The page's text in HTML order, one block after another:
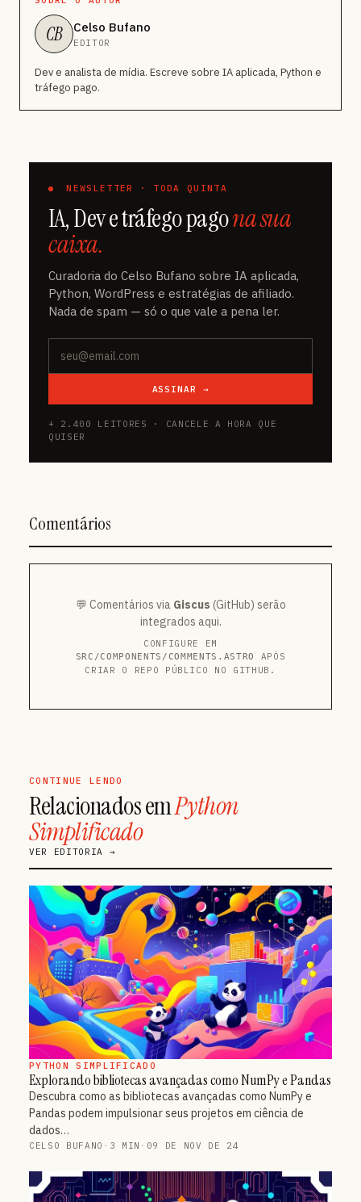
CB Celso Bufano
EDITOR
Dev e analista de mídia. Escreve sobre IA aplicada, Python e
tráfego pago.
NEWSLETTER · TODA QUINTA
IA, Dev e tráfego pagona sua
caixa.
Curadoria do Celso Bufano sobre IA aplicada,
Python, WordPress e estratégias de afiliado.
Nada de spam — só o que vale a pena ler.
ASSINAR →
+ 2.400 LEITORES · CANCELE A HORA QUE
QUISER
Comentários
💬 Comentários via Giscus (GitHub) serão
integrados aqui.
CONFIGURE EM
SRC/COMPONENTS/COMMENTS.ASTRO
APÓS
CRIAR O REPO PÚBLICO NO GITHUB.
CONTINUE LENDO
Relacionados emPython
Simplificado
VER EDITORIA →
PYTHON SIMPLIFICADO
Explorando bibliotecas avançadas como NumPy e Pandas
Descubra como as bibliotecas avançadas como NumPy e
Pandas podem impulsionar seus projetos em ciência de
dados…
CELSO BUFANO · 3 MIN · 09 DE NOV DE 24